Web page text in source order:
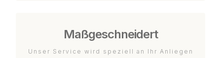
Maßgeschneidert
Unser Service wird speziell an Ihr Anliegen